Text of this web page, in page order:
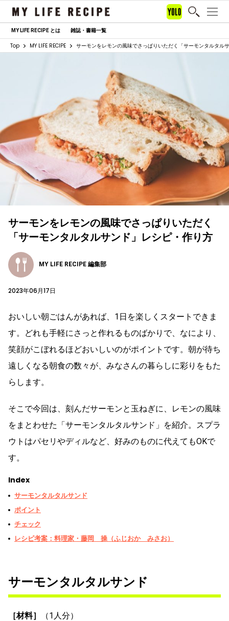
MY LIFE RECIPE とは 雑誌・書籍一覧
Top MY LIFE RECIPE サーモンをレモンの風味でさっぱりいただく「サーモンタルタル
サーモンをレモンの風味でさっぱりいただく
「サーモンタルタルサンド」レシピ・作り方
MY LIFE RECIPE 編集部
2023年06月17日
おいしい朝ごはんがあれば、1日を楽しくスタートできま
す。どれも手軽にさっと作れるものばかりで、なにより、
笑顔がこぼれるほどおいしいのがポイントです。朝が待ち
遠しくなる朝食の数々が、みなさんの暮らしに彩りをもた
らします。
そこで今回は、刻んだサーモンと玉ねぎに、レモンの風味
をまとわせた「サーモンタルタルサンド」を紹介。スプラ
ウトはパセリやディルなど、好みのものに代えてもOKで
す。
Index
サーモンタルタルサンド
ポイント
チェック
レシピ考案：料理家・藤岡 操（ふじおか みさお）
サーモンタルタルサンド
［材料］
（1人分）